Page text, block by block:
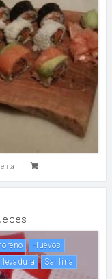
huevos
levadura
Sal fina